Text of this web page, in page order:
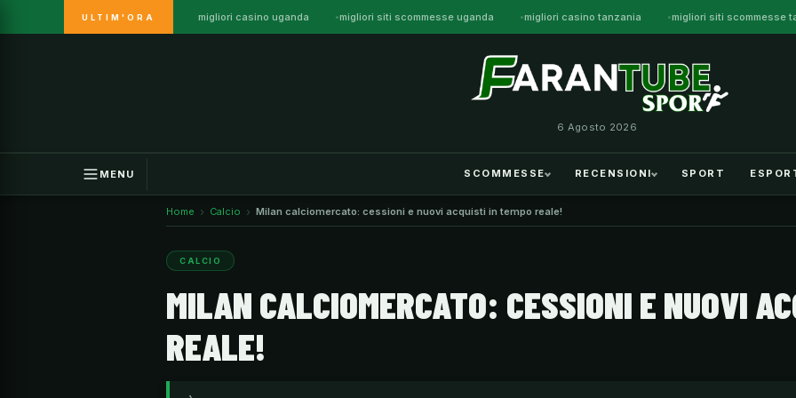
ULTIM'ORA migliori casino uganda migliori siti scommesse uganda migliori casino tanzania migliori siti scommesse
6 Agosto 2026
MENU SCOMMESSE RECENSIONI SPORT
Home Calcio Milan calciomercato: cessioni e nuovi acquisti in tempo reale!
CALCIO
MILAN CALCIOMERCATO: CESSIONI E NUOVI
REALE!